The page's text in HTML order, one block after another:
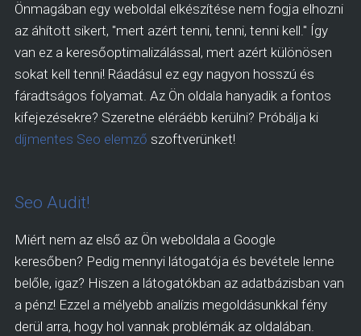
Önmagában egy weboldal elkészítése nem fogja elhozni
az áhított sikert, "mert azért tenni, tenni, tenni kell." Így
van ez a keresőoptimalizálással, mert azért különösen
sokat kell tenni! Ráadásul ez egy nagyon hosszú és
fáradtságos folyamat. Az Ön oldala hanyadik a fontos
kifejezésekre? Szeretne eléráébb kerülni? Próbálja ki
díjmentes Seo elemző szoftverünket!
Seo Audit!
Miért nem az első az Ön weboldala a Google
keresőben? Pedig mennyi látogatója és bevétele lenne
belőle, igaz? Hiszen a látogatókban az adatbázisban van
a pénz! Ezzel a mélyebb analízis megoldásunkkal fény
derül arra, hogy hol vannak problémák az oldalában.